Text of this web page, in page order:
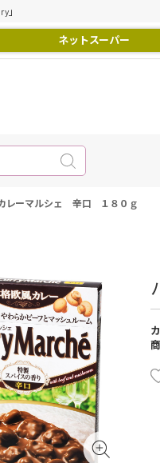
」
ネットスーパー
レーマルシェ 辛口 １８０ｇ